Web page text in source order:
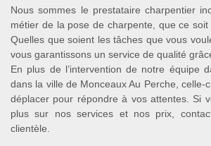
Nous sommes le prestataire charpentier
métier de la pose de charpente, que ce soit
Quelles que soient les tâches que vous
vous garantissons un service de qualité
En plus de l’intervention de notre équipe
dans la ville de Monceaux Au Perche, celle-
déplacer pour répondre à vos attentes. Si
plus sur nos services et nos prix,
clientèle.